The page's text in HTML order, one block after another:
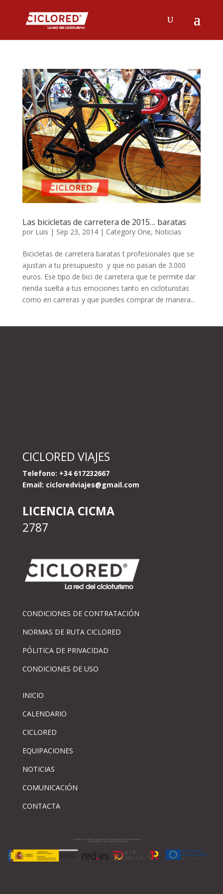
Las bicicletas de carretera de 2015… baratas
por Luis | Sep 23, 2014| Category One, Noticias
Bicicletas de carretera baratas t profesionales que se
ajustan a tu presupuesto y que no pasan de 3.000
euros. Ese tipo de bici de carretera que te permite dar
rienda suelta a tus emociones tanto en cicloturistas
como en carreras y que puedes comprar de manera...
CICLORED VIAJES
Telefono: +34 617232667
Email: cicloredviajes@gmail.com
LICENCIA CICMA
2787
CONDICIONES DE CONTRATACIÓN
NORMAS DE RUTA CICLORED
PÓLITICA DE PRIVACIDAD
CONDICIONES DE USO
INICIO
CALENDARIO
CICLORED
EQUIPACIONES
NOTICIAS
COMUNICACIÓN
CONTACTA